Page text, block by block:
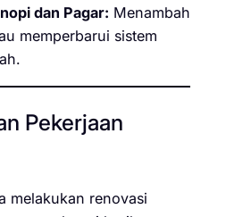
dan Pagar: Menambah
memperbarui sistem
Pekerjaan
melakukan renovasi